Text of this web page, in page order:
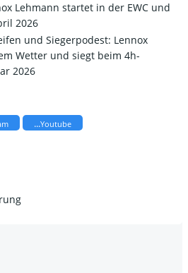
Lehmann startet in der EWC und
2026
und Siegerpodest: Lennox
Wetter und siegt beim 4h-
2026
...Youtube